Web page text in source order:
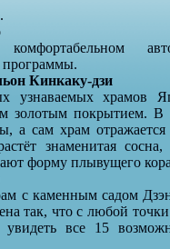
программы.
Кинкаку-дзи
узнаваемых храмов
золотым покрытием. В
а сам храм отражается
знаменитая
форму плывущего
с каменным садом
так, что с любой
увидеть все 15